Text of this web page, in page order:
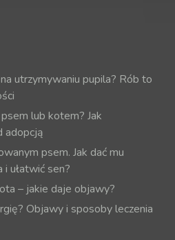
utrzymywaniu pupila? Rób to
lub kotem? Jak
adopcją
psem. Jak dać mu
ułatwić sen?
– jakie daje objawy?
Objawy i sposoby leczenia